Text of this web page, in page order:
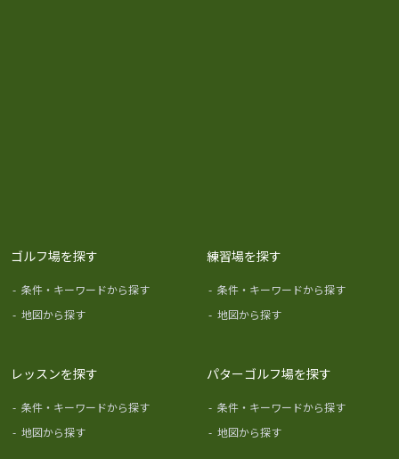
ゴルフ場を探す
- 条件・キーワードから探す
- 地図から探す
練習場を探す
- 条件・キーワードから探す
- 地図から探す
レッスンを探す
- 条件・キーワードから探す
- 地図から探す
パターゴルフ場を探す
- 条件・キーワードから探す
- 地図から探す